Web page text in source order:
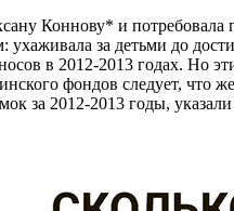
Коннову* и потребовала
ухаживала за детьми до
в 2012-2013 годах. Но
фондов следует, что
за 2012-2013 годы,